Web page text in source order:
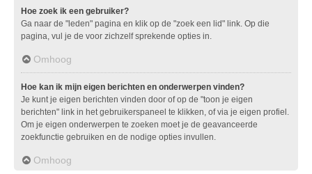
Hoe zoek ik een gebruiker?
Ga naar de "leden" pagina en klik op de "zoek een lid" link. Op die
pagina, vul je de voor zichzelf sprekende opties in.
Omhoog
Hoe kan ik mijn eigen berichten en onderwerpen vinden?
Je kunt je eigen berichten vinden door of op de "toon je eigen
berichten" link in het gebruikerspaneel te klikken, of via je eigen profiel.
Om je eigen onderwerpen te zoeken moet je de geavanceerde
zoekfunctie gebruiken en de nodige opties invullen.
Omhoog